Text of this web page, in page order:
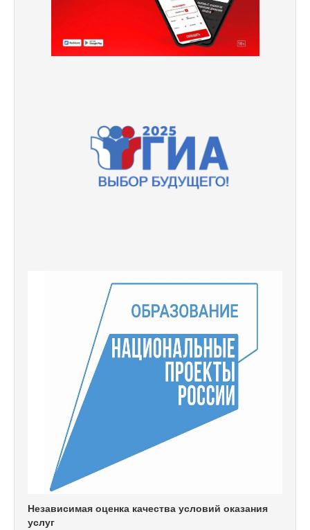
Независимая оценка качества условий оказания
услуг